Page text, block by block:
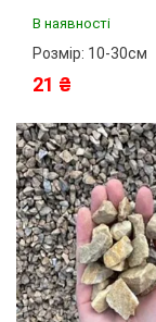
В наявності
Розмір: 10-30см
21 ₴